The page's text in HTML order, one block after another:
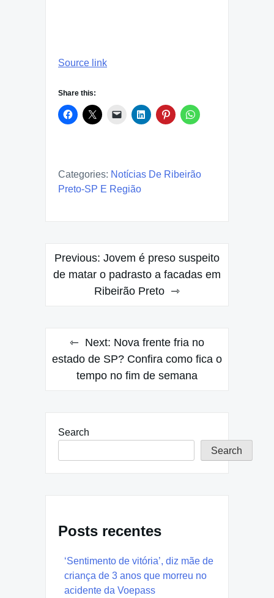
Source link
Share this:
Categories: Notícias De Ribeirão
Preto-SP E Região
Post
navigation
Previous: Jovem é preso suspeito
de matar o padrasto a facadas em
Ribeirão Preto
Next: Nova frente fria no
estado de SP? Confira como fica o
tempo no fim de semana
Search
Search
Posts recentes
‘Sentimento de vitória’, diz mãe de
criança de 3 anos que morreu no
acidente da Voepass